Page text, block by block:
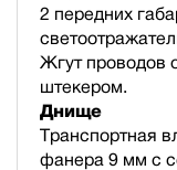
2 передних
Жгут проводов
штекером.
Днище
Транспортная
фанера 9 мм с